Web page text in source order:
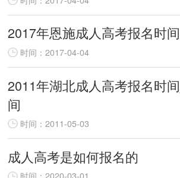
2017年恩施成人高考报名时
时间：2017-04-04
2011年湖北成人高考报名时
间
时间：2011-05-03
成人高考是如何报名的
时间：2020-03-01